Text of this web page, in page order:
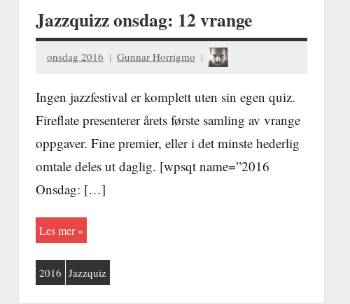
Jazzquizz onsdag: 12 vrange
onsdag 2016 Gunnar Horrigmo
Ingen jazzfestival er komplett uten sin egen quiz.
Fireflate presenterer årets første samling av vrange
oppgaver. Fine premier, eller i det minste hederlig
omtale deles ut daglig. [wpsqt name=”2016
Onsdag: […]
Les mer
2016 Jazzquiz